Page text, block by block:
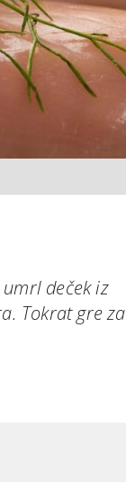
deček iz
Tokrat gre za